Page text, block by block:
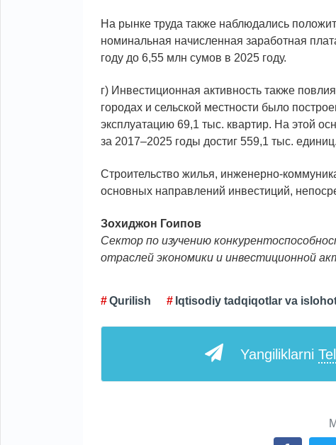
На рынке труда также наблюдались
номинальная начисленная заработная
году до 6,55 млн сумов в 2025 году.
г) Инвестиционная активность также
городах и сельской местности было
эксплуатацию 69,1 тыс. квартир. На этой
за 2017–2025 годы достиг 559,1 тыс. единиц.
Строительство жилья, инженерно-
основных направлений инвестиций,
Зохиджон Гоипов
Сектор по изучению
отраслей экономики и инвестиционной
Qurilish Iqtisodiy tadqiqotlar va
Yangiliklarni